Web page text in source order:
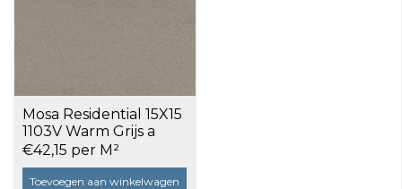
Mosa Residential 15X15
1103V Warm Grijs a
0,74 m²
€42,15 per M²
Toevoegen aan winkelwagen